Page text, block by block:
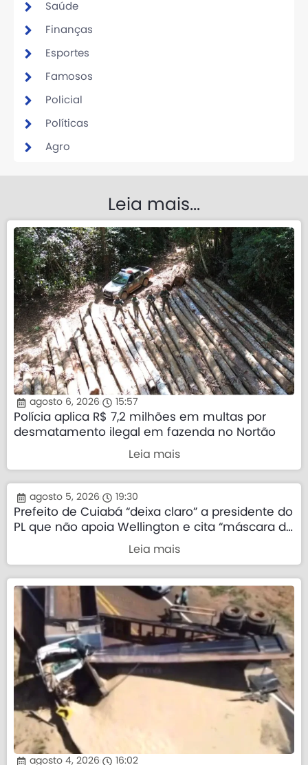
Saúde
Finanças
Esportes
Famosos
Policial
Políticas
Agro
Leia mais...
agosto 6, 2026 15:57
Polícia aplica R$ 7,2 milhões em multas por
desmatamento ilegal em fazenda no Nortão
Leia mais
agosto 5, 2026 19:30
Prefeito de Cuiabá “deixa claro” a presidente do
PL que não apoia Wellington e cita “máscara da
Leia mais
agosto 4, 2026 16:02